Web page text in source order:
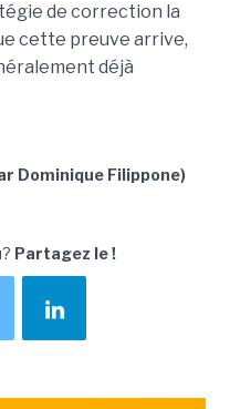
de correction la
cette preuve arrive,
déjà
Dominique Filippone)
Partagez le !